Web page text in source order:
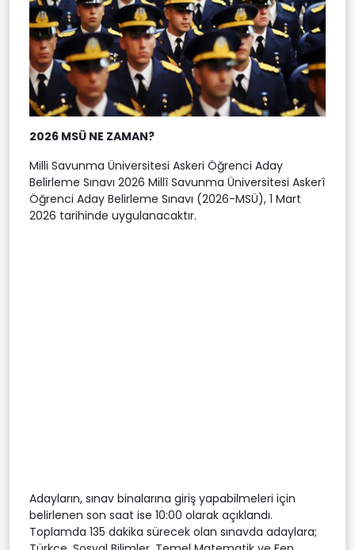
2026 MSÜ NE ZAMAN?
Milli Savunma Üniversitesi Askeri Öğrenci Aday
Belirleme Sınavı 2026 Millî Savunma Üniversitesi Askerî
Öğrenci Aday Belirleme Sınavı (2026-MSÜ), 1 Mart
2026 tarihinde uygulanacaktır.
Adayların, sınav binalarına giriş yapabilmeleri için
belirlenen son saat ise 10:00 olarak açıklandı.
Toplamda 135 dakika sürecek olan sınavda adaylara;